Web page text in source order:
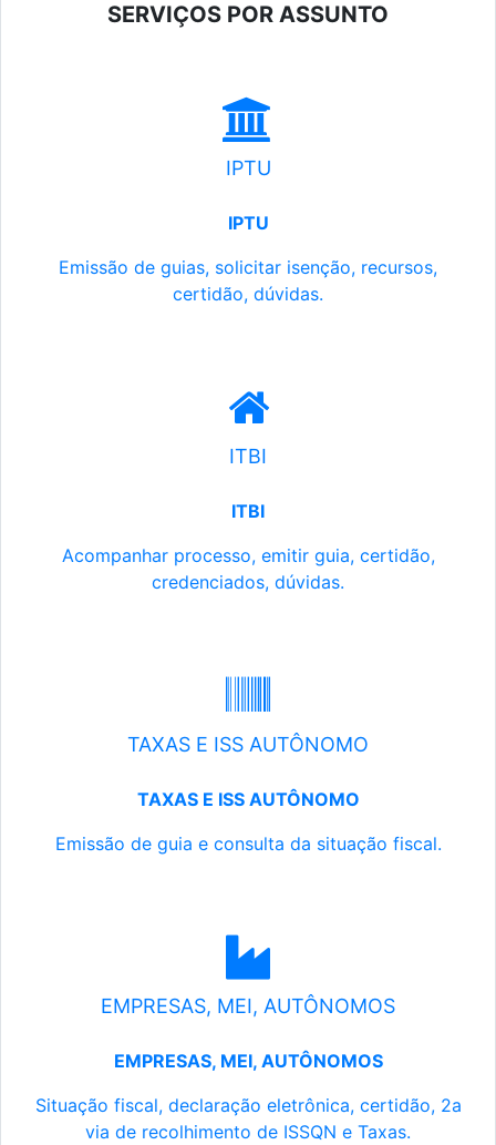
SERVIÇOS POR ASSUNTO
IPTU
IPTU
Emissão de guias, solicitar isenção, recursos,
certidão, dúvidas.
ITBI
ITBI
Acompanhar processo, emitir guia, certidão,
credenciados, dúvidas.
TAXAS E ISS AUTÔNOMO
TAXAS E ISS AUTÔNOMO
Emissão de guia e consulta da situação fiscal.
EMPRESAS, MEI, AUTÔNOMOS
EMPRESAS, MEI, AUTÔNOMOS
Situação fiscal, declaração eletrônica, certidão, 2a
via de recolhimento de ISSQN e Taxas.